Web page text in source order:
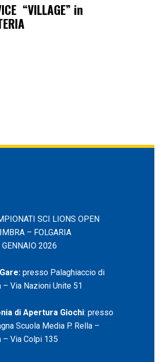
“VILLAGE” in
SCI LIONS OPEN
– FOLGARIA
2026
presso Palaghiaccio di
– Via Nazioni Unite 51
di Apertura Giochi: presso
Scuola Media P. Rella –
– Via Colpi 135